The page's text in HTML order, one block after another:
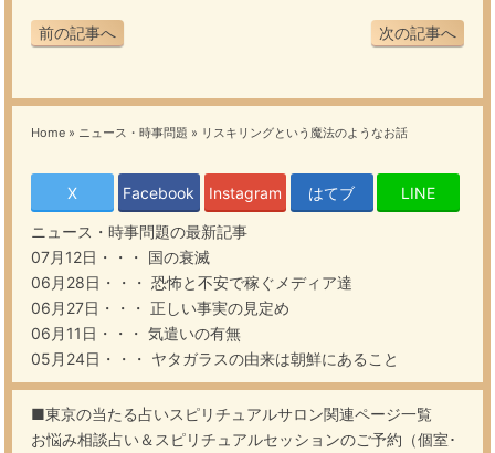
次の記事へ
前の記事へ
Home » ニュース・時事問題 » リスキリングという魔法のようなお話
X Facebook Instagram はてブ LINE
ニュース・時事問題の最新記事
07月12日・・・ 国の衰滅
06月28日・・・ 恐怖と不安で稼ぐメディア達
06月27日・・・ 正しい事実の見定め
06月11日・・・ 気遣いの有無
05月24日・・・ ヤタガラスの由来は朝鮮にあること
■東京の当たる占いスピリチュアルサロン関連ページ一覧
お悩み相談占い＆スピリチュアルセッションのご予約（個室･